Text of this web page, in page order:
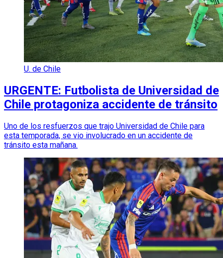
U. de Chile
URGENTE: Futbolista de Universidad de
Chile protagoniza accidente de tránsito
Uno de los resfuerzos que trajo Universidad de Chile para
esta temporada, se vio involucrado en un accidente de
tránsito esta mañana.